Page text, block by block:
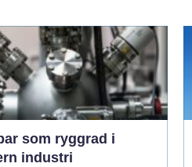
som ryggrad i
industri